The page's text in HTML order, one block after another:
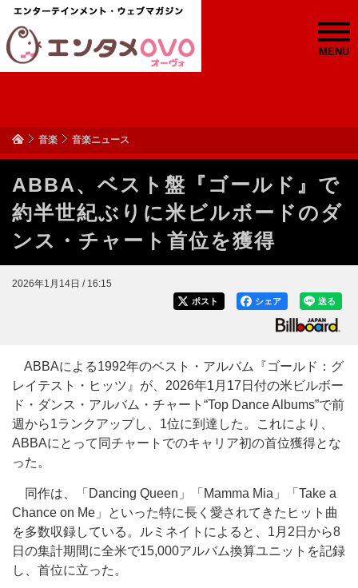
MENU
音楽 音楽ニュース
ABBA、ベスト盤『ゴールド』で
約半世紀ぶりに米ビルボードのダ
ンス・チャート首位を獲得
2026年1月14日 / 16:15
送る
シェア
ポスト
ABBAによる1992年のベスト・アルバム『ゴールド：グ
レイテスト・ヒッツ』が、2026年1月17日付の米ビルボー
ド・ダンス・アルバム・チャート“Top Dance Albums”で前
週から1ランクアップし、1位に到達した。これにより、
ABBAにとって同チャートでのキャリア初の首位獲得とな
った。
同作は、「Dancing Queen」「Mamma Mia」「Take a
Chance on Me」といった特に長く愛されてきたヒット曲
を多数収録している。ルミネイトによると、1月2日から8
日の集計期間に全米で15,000アルバム換算ユニットを記録
し、首位に立った。